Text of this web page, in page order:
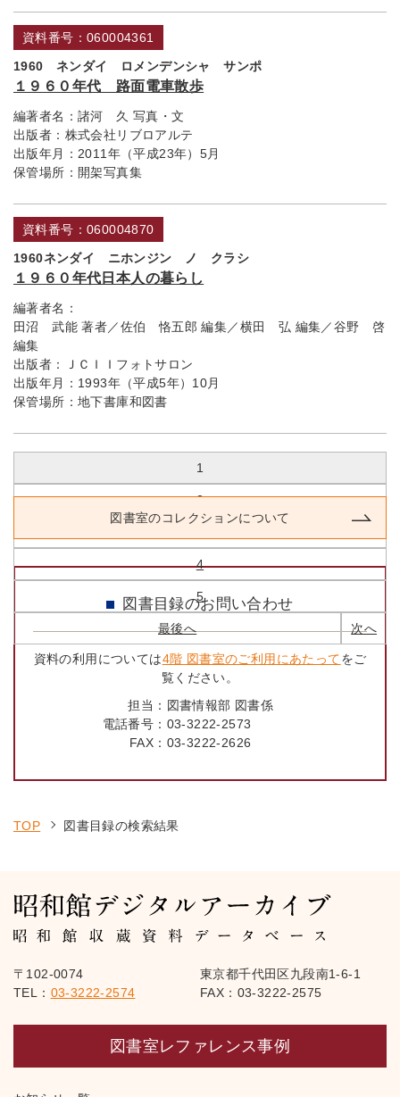
資料番号：060004361
1960 ネンダイ ロメンデンシャ サンポ
１９６０年代 路面電車散歩
編著者名： 諸河 久 写真・文
出版者： 株式会社リブロアルテ
出版年月： 2011年（平成23年）5月
保管場所： 開架写真集
資料番号：060004870
1960ネンダイ ニホンジン ノ クラシ
１９６０年代日本人の暮らし
編著者名：
田沼 武能 著者／佐伯 恪五郎 編集／横田 弘 編集／谷野 啓
編集
出版者：
ＪＣＩＩフォトサロン
出版年月： 1993年（平成5年）10月
保管場所： 地下書庫和図書
1 / 1642
1
2
4
5
次へ
最後へ
図書室のコレクションについて
図書目録のお問い合わせ
資料の利用については4階 図書室のご利用にあたってをご
覧ください。
担当： 図書情報部 図書係
電話番号： 03-3222-2573
FAX： 03-3222-2626
TOP 図書目録の検索結果
〒102-0074
東京都千代田区九段南1-6-1
TEL： 03-3222-2574 FAX：03-3222-2575
図書室レファレンス事例